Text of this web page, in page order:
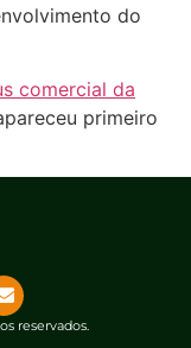
do
comercial da
primeiro
reservados.